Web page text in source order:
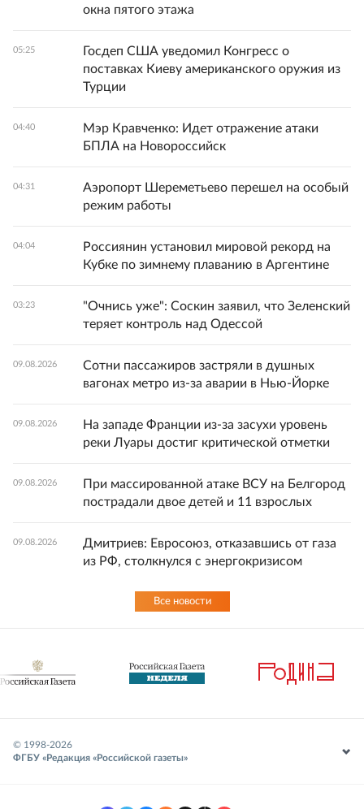
окна пятого этажа
05:25
Госдеп США уведомил Конгресс о
поставках Киеву американского оружия из
Турции
04:40
Мэр Кравченко: Идет отражение атаки
БПЛА на Новороссийск
04:31
Аэропорт Шереметьево перешел на особый
режим работы
04:04
Россиянин установил мировой рекорд на
Кубке по зимнему плаванию в Аргентине
03:23
"Очнись уже": Соскин заявил, что Зеленский
теряет контроль над Одессой
09.08.2026
Сотни пассажиров застряли в душных
вагонах метро из-за аварии в Нью-Йорке
09.08.2026
На западе Франции из-за засухи уровень
реки Луары достиг критической отметки
09.08.2026
При массированной атаке ВСУ на Белгород
пострадали двое детей и 11 взрослых
09.08.2026
Дмитриев: Евросоюз, отказавшись от газа
из РФ, столкнулся с энергокризисом
Все новости
© 1998-2026
ФГБУ «Редакция «Российской газеты»